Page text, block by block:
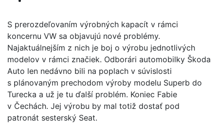
S prerozdeľovaním výrobných kapacít v rámci
koncernu VW sa objavujú nové problémy.
Najaktuálnejším z nich je boj o výrobu jednotlivých
modelov v rámci značiek. Odborári automobilky Škoda
Auto len nedávno bili na poplach v súvislosti
s plánovaným prechodom výroby modelu Superb do
Turecka a už je tu ďalší problém. Koniec Fabie
v Čechách. Jej výrobu by mal totiž dostať pod
patronát sesterský Seat.